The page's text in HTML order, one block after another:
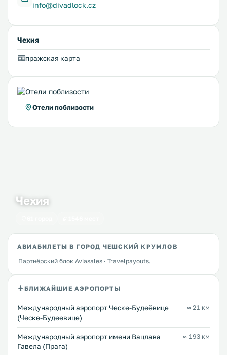
info@divadlock.cz
Чехия
пражская карта
Отели поблизости
Чехия
АВИАБИЛЕТЫ В ГОРОД ЧЕШСКИЙ КРУМЛОВ
Партнёрский блок Aviasales · Travelpayouts.
БЛИЖАЙШИЕ АЭРОПОРТЫ
Международный аэропорт Ческе-Будеёвице
(Ческе-Будеевице)
≈ 21 км
Международный аэропорт имени Вацлава
Гавела (Прага)
≈ 193 км